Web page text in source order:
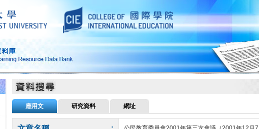
應用文 研究資料 網址